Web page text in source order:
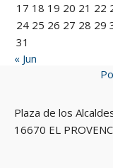
17 18 19 20 21 22
24 25 26 27 28 29
31
« Jun
Plaza de los
16670 EL